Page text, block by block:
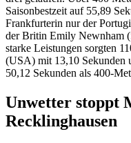
Saisonbestzeit auf 55,89
Frankfurterin nur der
der Britin Emily Newnham
starke Leistungen sorgten
(USA) mit 13,10 Sekunden
50,12 Sekunden als 400-
Unwetter stoppt
Recklinghausen